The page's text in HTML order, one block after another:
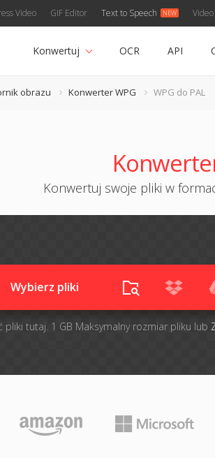
Video GIF Editor Text to Speech
Konwertuj OCR API
obrazu Konwerter WPG WPG do PAL
Konwertuj swoje pliki w
Wybierz pliki
pliki tutaj. 1 GB Maksymalny rozmiar pliku lub